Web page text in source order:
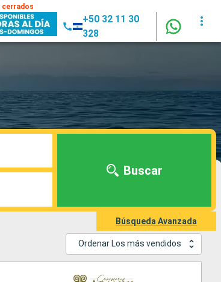
cerrados
+50 32 11 30
328
Buscar
Búsqueda Avanzada
Ordenar Los más vendidos